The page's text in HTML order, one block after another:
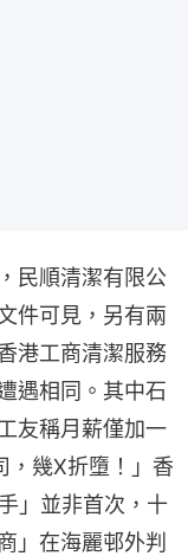
民順清潔有限公
件可見，另有兩
港工商清潔服務
遇相同。其中石
友稱月薪僅加一
，幾X折墮！」香
」並非首次，十
」在海麗邨外判